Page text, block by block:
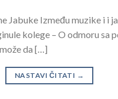
Jabuke Između muzike i i
kolege – O odmoru sa
da […]
NASTAVI ČITATI →